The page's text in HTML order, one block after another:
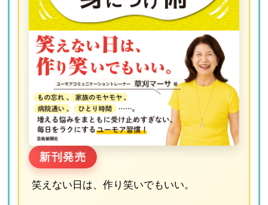
新刊発売
笑えない日は、作り笑いでもいい。